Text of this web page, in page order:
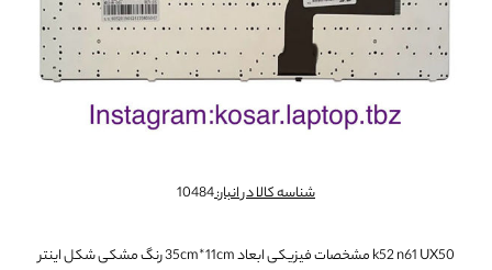
شناسه کالا در انبار:10484
k52 n61 UX50 مشخصات فیزیکی ابعاد 35cm*11cm رنگ مشکی شکل اینتر